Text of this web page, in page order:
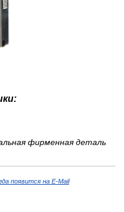
фирменная деталь
появится на E-Mail